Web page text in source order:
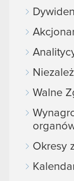
Walne
Okresy